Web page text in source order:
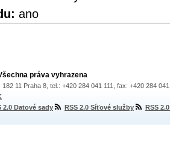
ano
práva vyhrazena
11 Praha 8, tel.: +420 284 041 111, fax: +420 284
2.0 Datové sady RSS 2.0 Síťové služby RSS